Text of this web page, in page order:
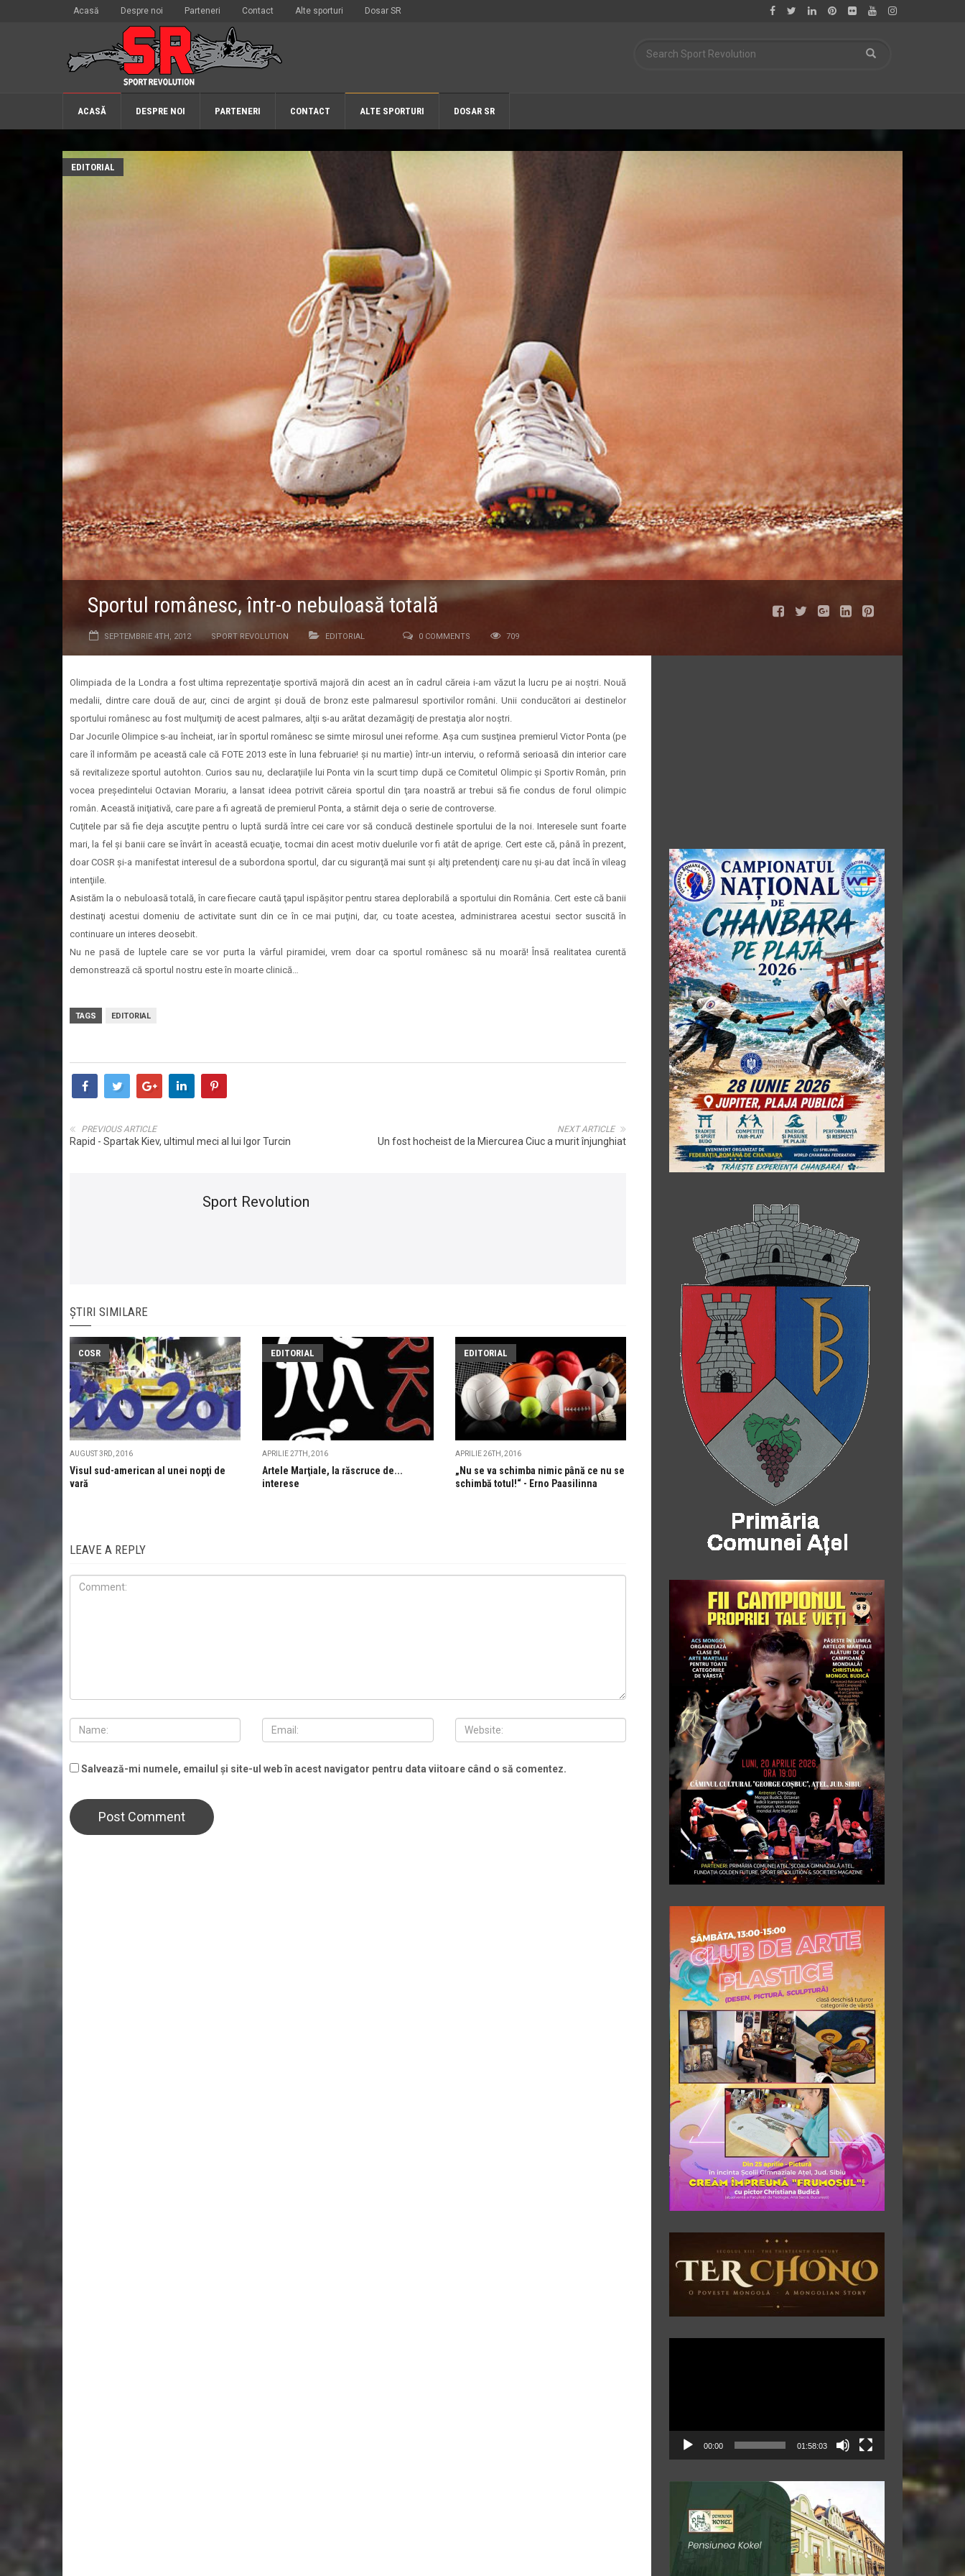
Acasă Despre noi Parteneri Contact Alte sporturi Dosar SR
ACASĂ DESPRE NOI PARTENERI CONTACT ALTE SPORTURI DOSAR SR
EDITORIAL
Sportul românesc, într-o nebuloasă totală
SEPTEMBRIE 4TH, 2012 SPORT REVOLUTION EDITORIAL 0 COMMENTS 709
Olimpiada de la Londra a fost ultima reprezentaţie sportivă majoră din acest an în cadrul căreia i-am văzut la lucru pe ai noştri. Nouă
medalii, dintre care două de aur, cinci de argint şi două de bronz este palmaresul sportivilor români. Unii conducători ai destinelor
sportului românesc au fost mulţumiţi de acest palmares, alţii s-au arătat dezamăgiţi de prestaţia alor noştri.
Dar Jocurile Olimpice s-au încheiat, iar în sportul românesc se simte mirosul unei reforme. Aşa cum susţinea premierul Victor Ponta (pe
care îl informăm pe această cale că FOTE 2013 este în luna februarie! şi nu martie) într-un interviu, o reformă serioasă din interior care
să revitalizeze sportul autohton. Curios sau nu, declaraţiile lui Ponta vin la scurt timp după ce Comitetul Olimpic şi Sportiv Român, prin
vocea preşedintelui Octavian Morariu, a lansat ideea potrivit căreia sportul din ţara noastră ar trebui să fie condus de forul olimpic
român. Această iniţiativă, care pare a fi agreată de premierul Ponta, a stârnit deja o serie de controverse.
Cuţitele par să fie deja ascuţite pentru o luptă surdă între cei care vor să conducă destinele sportului de la noi. Interesele sunt foarte
mari, la fel şi banii care se învârt în această ecuaţie, tocmai din acest motiv duelurile vor fi atât de aprige. Cert este că, până în prezent,
doar COSR şi-a manifestat interesul de a subordona sportul, dar cu siguranţă mai sunt şi alţi pretendenţi care nu şi-au dat încă în vileag
intenţiile.
Asistăm la o nebuloasă totală, în care fiecare caută ţapul ispăşitor pentru starea deplorabilă a sportului din România. Cert este că banii
destinaţi acestui domeniu de activitate sunt din ce în ce mai puţini, dar, cu toate acestea, administrarea acestui sector suscită în
continuare un interes deosebit.
Nu ne pasă de luptele care se vor purta la vârful piramidei, vrem doar ca sportul românesc să nu moară! Însă realitatea curentă
demonstrează că sportul nostru este în moarte clinică…
TAGS EDITORIAL
NEXT ARTICLE
Un fost hocheist de la Miercurea Ciuc a murit înjunghiat
PREVIOUS ARTICLE
Rapid - Spartak Kiev, ultimul meci al lui Igor Turcin
Sport Revolution
ȘTIRI SIMILARE
COSR
AUGUST 3RD, 2016
Visul sud-american al unei nopţi de
vară
EDITORIAL
APRILIE 27TH, 2016
Artele Marţiale, la răscruce de...
interese
EDITORIAL
APRILIE 26TH, 2016
„Nu se va schimba nimic până ce nu se
schimbă totul!“ - Erno Paasilinna
LEAVE A REPLY
Salvează-mi numele, emailul și site-ul web în acest navigator pentru data viitoare când o să comentez.
00:00 01:58:03